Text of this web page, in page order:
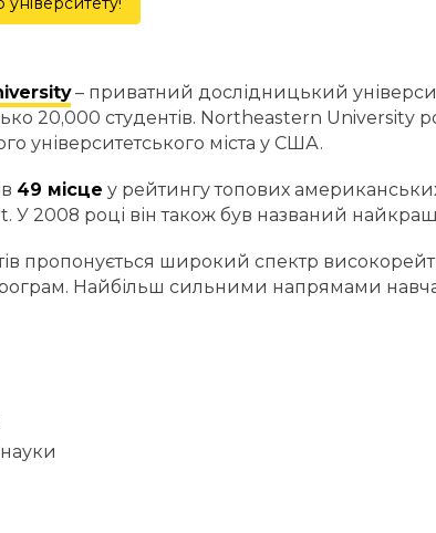
– приватний дослідницький
20,000 студентів. Northeastern University
університетського міста у США.
49 місце у рейтингу топових
У 2008 році він також був названий
пропонується широкий спектр
Найбільш сильними напрямами